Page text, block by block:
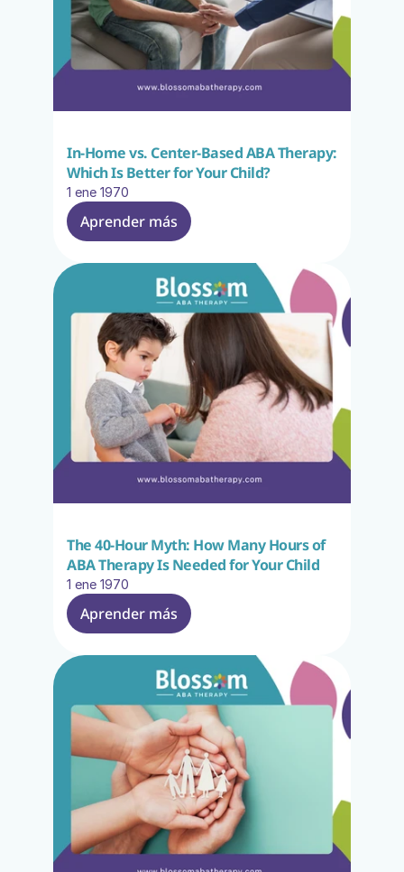
In-Home vs. Center-Based ABA Therapy:
Which Is Better for Your Child?
1 ene 1970
Aprender más
The 40-Hour Myth: How Many Hours of
ABA Therapy Is Needed for Your Child
1 ene 1970
Aprender más